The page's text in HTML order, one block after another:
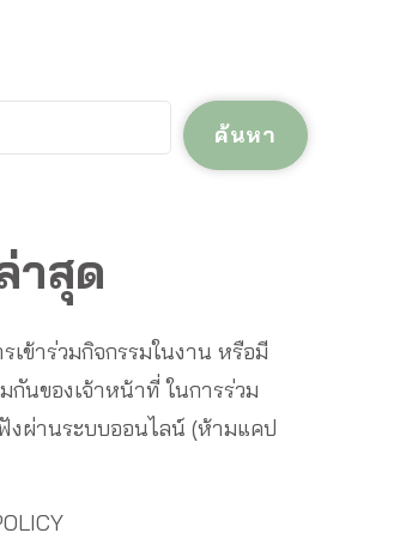
ค้นหา
าสุด
เข้าร่วมกิจกรรมในงาน หรือมี
กันของเจ้าหน้าที่ ในการร่วม
งผ่านระบบออนไลน์ (ห้ามแคป